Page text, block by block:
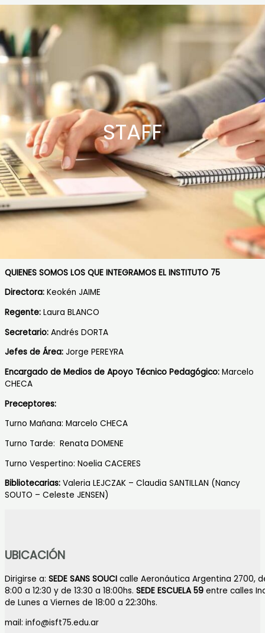
contenido
STAFF
QUIENES SOMOS LOS QUE INTEGRAMOS EL INSTITUTO 75
Directora: Keokén JAIME
Regente: Laura BLANCO
Secretario: Andrés DORTA
Jefes de Área: Jorge PEREYRA
Encargado de Medios de Apoyo Técnico Pedagógico: Marcelo
CHECA
Preceptores:
Turno Mañana: Marcelo CHECA
Turno Tarde: Renata DOMENE
Turno Vespertino: Noelia CACERES
Bibliotecarias: Valeria LEJCZAK – Claudia SANTILLAN (Nancy
SOUTO – Celeste JENSEN)
UBICACIÓN
Dirigirse a: SEDE SANS SOUCI calle Aeronáutica Argentina 2700,
8:00 a 12:30 y de 13:30 a 18:00hs. SEDE ESCUELA 59 entre calles
de Lunes a Viernes de 18:00 a 22:30hs.
mail: info@isft75.edu.ar